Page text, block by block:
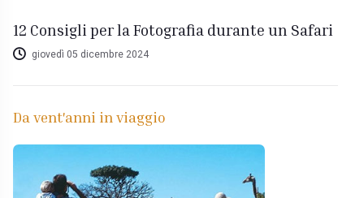
12 Consigli per la Fotografia durante un Safari
giovedì 05 dicembre 2024
Da vent'anni in viaggio